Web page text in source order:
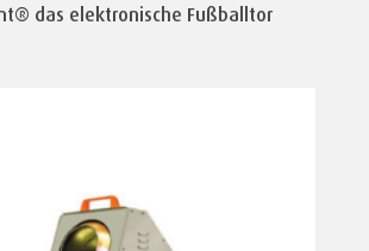
das elektronische Fußballtor